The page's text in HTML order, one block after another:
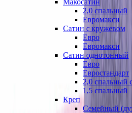
Макосатин
2,0 спальный
Евромакси
Сатин с кружевом
Евро
Евромакси
Сатин однотонный
Евро
Евростандарт
2,0 спальный
1,5 спальный
Креп
Семейный